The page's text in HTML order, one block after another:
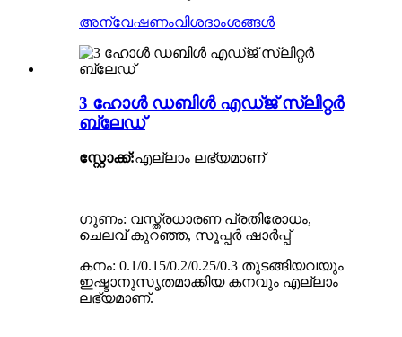
അന്വേഷണംവിശദാംശങ്ങൾ
3 ഹോൾ ഡബിൾ എഡ്ജ് സ്ലിറ്റർ
ബ്ലേഡ്
സ്റ്റോക്ക്:എല്ലാം ലഭ്യമാണ്
ഗുണം: വസ്ത്രധാരണ പ്രതിരോധം,
ചെലവ് കുറഞ്ഞ, സൂപ്പർ ഷാർപ്പ്
കനം: 0.1/0.15/0.2/0.25/0.3 തുടങ്ങിയവയും
ഇഷ്ടാനുസൃതമാക്കിയ കനവും എല്ലാം
ലഭ്യമാണ്.